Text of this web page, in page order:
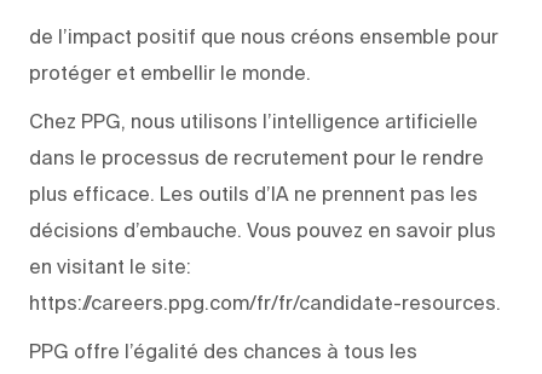
de l’impact positif que nous créons ensemble pour
protéger et embellir le monde.
Chez PPG, nous utilisons l’intelligence artificielle
dans le processus de recrutement pour le rendre
plus efficace. Les outils d’IA ne prennent pas les
décisions d’embauche. Vous pouvez en savoir plus
en visitant le site:
https://careers.ppg.com/fr/fr/candidate-resources.
PPG offre l’égalité des chances à tous les